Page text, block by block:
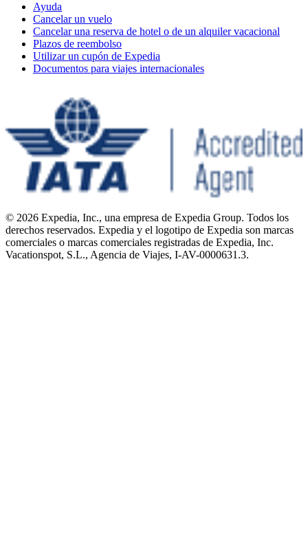
Ayuda
Cancelar un vuelo
Cancelar una reserva de hotel o de un alquiler vacacional
Plazos de reembolso
Utilizar un cupón de Expedia
Documentos para viajes internacionales
© 2026 Expedia, Inc., una empresa de Expedia Group. Todos los
derechos reservados. Expedia y el logotipo de Expedia son marcas
comerciales o marcas comerciales registradas de Expedia, Inc.
Vacationspot, S.L., Agencia de Viajes, I-AV-0000631.3.